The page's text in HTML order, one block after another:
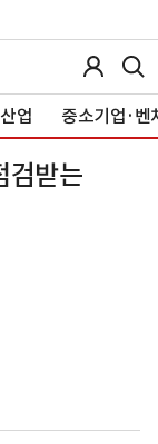
산업 중소기업·벤
검받는